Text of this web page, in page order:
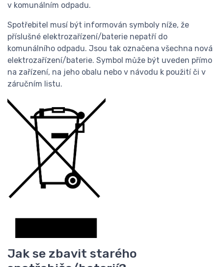
v komunálním odpadu.
Spotřebitel musí být informován symboly níže, že
příslušné elektrozařízení/baterie nepatří do
komunálního odpadu. Jsou tak označena všechna nová
elektrozařízení/baterie. Symbol může být uveden přímo
na zařízení, na jeho obalu nebo v návodu k použití či v
záručním listu.
Jak se zbavit starého